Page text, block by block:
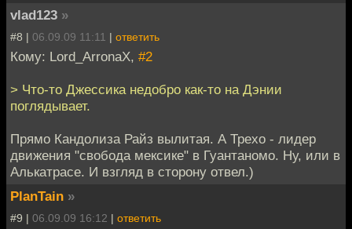
vlad123 »
#8 | 06.09.09 11:11 | ответить
Кому: Lord_ArronaX, #2
> Что-то Джессика недобро как-то на Дэнии
поглядывает.
Прямо Кандолиза Райз вылитая. А Трехо - лидер
движения "свобода мексике" в Гуантаномо. Ну, или в
Алькатрасе. И взгляд в сторону отвел.)
PlanTain »
#9 | 06.09.09 16:12 | ответить